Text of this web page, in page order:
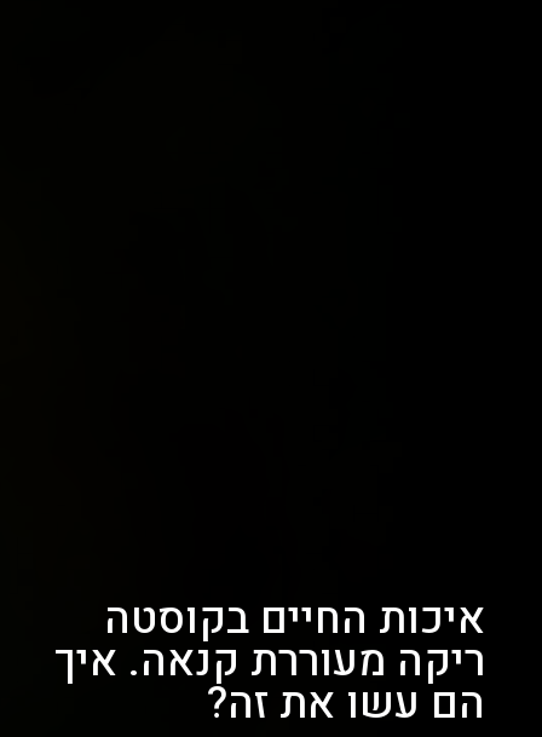
איכות החיים בקוסטה
ריקה מעוררת קנאה. איך
הם עשו את זה?